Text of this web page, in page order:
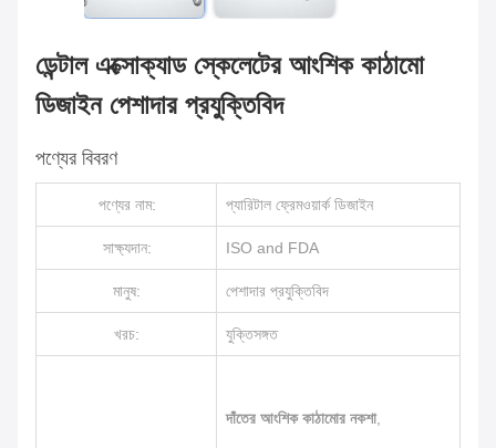
ডেন্টাল এক্সোক্যাড স্কেলেটের আংশিক কাঠামো
ডিজাইন পেশাদার প্রযুক্তিবিদ
পণ্যের বিবরণ
পণ্যের নাম: প্যারিটাল ফ্রেমওয়ার্ক ডিজাইন
সাক্ষ্যদান: ISO and FDA
মানুষ: পেশাদার প্রযুক্তিবিদ
খরচ: যুক্তিসঙ্গত
দাঁতের আংশিক কাঠামোর নকশা,